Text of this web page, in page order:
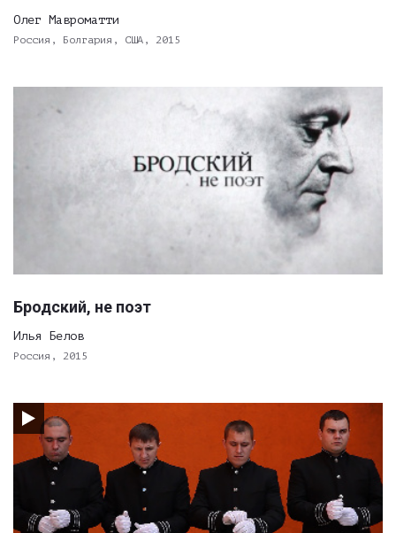
Олег Мавроматти
Россия, Болгария, США, 2015
Бродский, не поэт
Илья Белов
Россия, 2015